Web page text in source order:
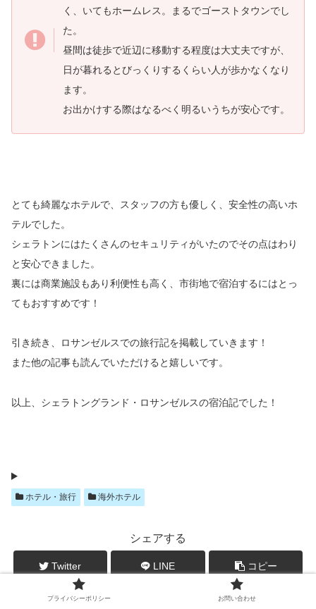
く、いてもホームレス。まるでゴーストタウンでし
た。
昼間は徒歩で近辺に移動する程度は大丈夫ですが、
日が暮れるとびっくりするくらい人が歩かなくなり
ます。
お出かけする際はなるべく明るいうちが安心です。
とても綺麗なホテルで、スタッフの方も優しく、安全性の高いホ
テルでした。
シェラトンにはたくさんのセキュリティがいたのでその点はわり
と安心できました。
裏には商業施設もあり利便性も高く、市街地で宿泊するにはとっ
てもおすすめです！
引き続き、ロサンゼルスでの旅行記を掲載していきます！
また他の記事も読んでいただけると嬉しいです。
以上、シェラトングランド・ロサンゼルスの宿泊記でした！
ホテル・旅行 海外ホテル
シェアする
Twitter LINE コピー
プライバシーポリシー お問い合わせ